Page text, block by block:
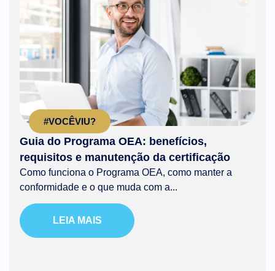
#VOCÊVIU?
Guia do Programa OEA: benefícios,
requisitos e manutenção da certificação
Como funciona o Programa OEA, como manter a
conformidade e o que muda com a...
LEIA MAIS